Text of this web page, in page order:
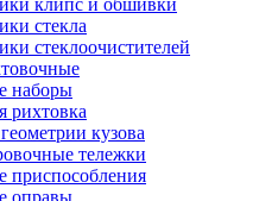
клипс и обшивки
стекла
стеклоочистителей
наборы
рихтовка
кузова
тележки
приспособления
оправы